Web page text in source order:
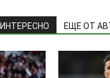
ЕЩЕ ОТ